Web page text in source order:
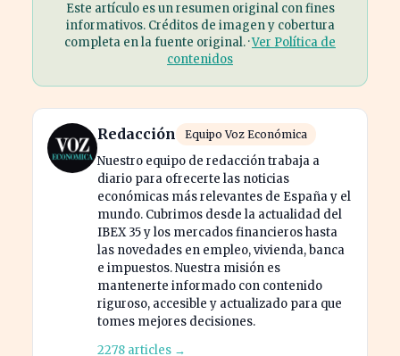
Este artículo es un resumen original con fines
informativos. Créditos de imagen y cobertura
completa en la fuente original. ·Ver Política de
contenidos
Redacción Equipo Voz Económica
Nuestro equipo de redacción trabaja a
diario para ofrecerte las noticias
económicas más relevantes de España y el
mundo. Cubrimos desde la actualidad del
IBEX 35 y los mercados financieros hasta
las novedades en empleo, vivienda, banca
e impuestos. Nuestra misión es
mantenerte informado con contenido
riguroso, accesible y actualizado para que
tomes mejores decisiones.
2278 articles →